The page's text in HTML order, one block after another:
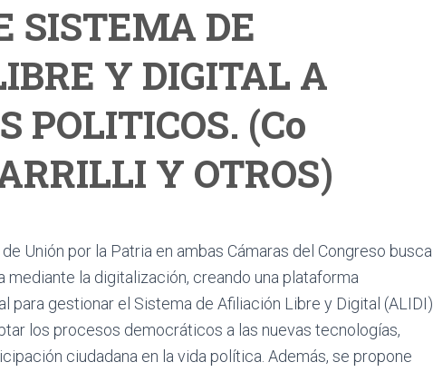
SISTEMA DE
Y DIGITAL A
POLITICOS. (Co
Y OTROS)
Unión por la Patria en ambas Cámaras del Congreso busca
la digitalización, creando una plataforma
para gestionar el Sistema de Afiliación Libre y Digital (ALIDI).
los procesos democráticos a las nuevas tecnologías,
ciudadana en la vida política. Además, se propone